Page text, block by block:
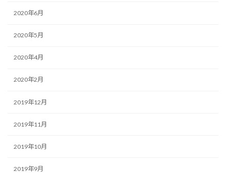
2020年6月
2020年5月
2020年4月
2020年2月
2019年12月
2019年11月
2019年10月
2019年9月